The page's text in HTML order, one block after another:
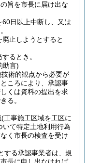
旨を市長に届け出な
日以上中断し、又は
止しようとすると
るとき。
助言)
術的観点から必要が
ころにより、承認事
くは資料の提出を求
る。
(工事施工区域を工区に
いて特定土地利用行為
く市長の検査を受け
する承認事業者は、規